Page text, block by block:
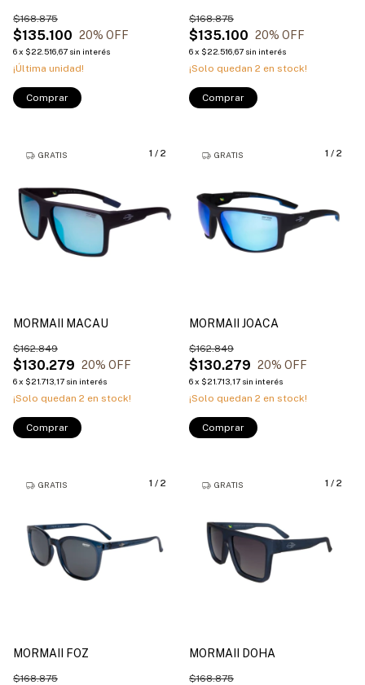
$135.100
$168.875
20% OFF
6x $22.516,67 sin interés
¡Última unidad!
Comprar
$135.100
$168.875
20% OFF
6x $22.516,67 sin interés
¡Solo quedan 2 en stock!
Comprar
1 / 2
GRATIS
MORMAII MACAU
$130.279
$162.849
20% OFF
6x $21.713,17 sin interés
¡Solo quedan 2 en stock!
Comprar
1 / 2
GRATIS
MORMAII JOACA
$130.279
$162.849
20% OFF
6x $21.713,17 sin interés
¡Solo quedan 2 en stock!
Comprar
1 / 2
GRATIS
MORMAII FOZ
$168.875
1 / 2
GRATIS
MORMAII DOHA
$168.875